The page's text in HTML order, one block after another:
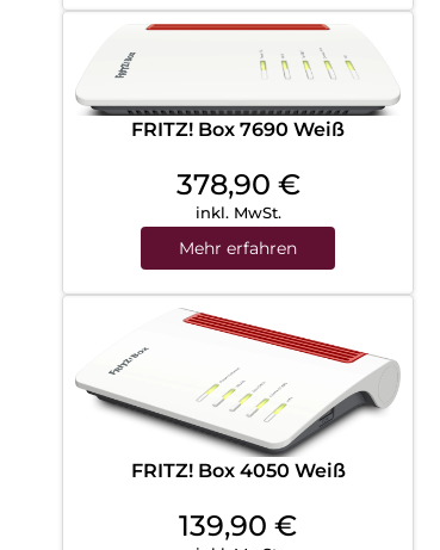
FRITZ! Box 7690 Weiß
378,90 €
inkl. MwSt.
Mehr erfahren
FRITZ! Box 4050 Weiß
139,90 €